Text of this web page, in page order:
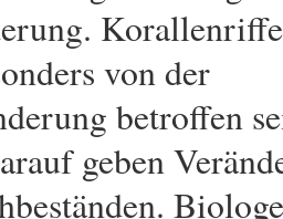
Korallenriffe
von der
betroffen
geben